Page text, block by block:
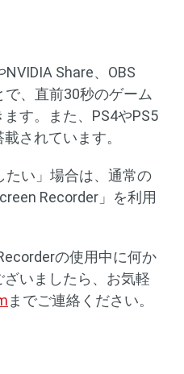
Share、OBS
、直前30秒のゲーム
す。また、PS4やPS5
されています。
たい」場合は、通常の
Recorder」を利用
の使用中に何か
いましたら、お気軽
までご連絡ください。